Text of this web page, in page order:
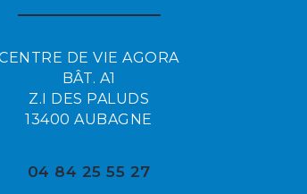
DE VIE AGORA
BÂT. A1
Z.I DES PALUDS
13400 AUBAGNE
04 84 25 55 27